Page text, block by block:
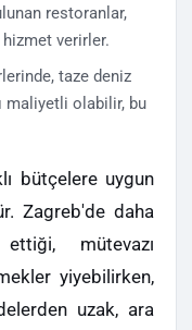
restoranlar,
verirler.
taze deniz
maliyetli olabilir, bu
bütçelere uygun
Zagreb'de daha
mütevazı
yiyebilirken,
uzak, ara